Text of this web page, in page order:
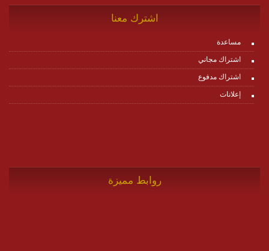
اشترك معنا
مساعدة
اشتراك مجاني
اشتراك مدفوع
إعلانات
روابط مميزة